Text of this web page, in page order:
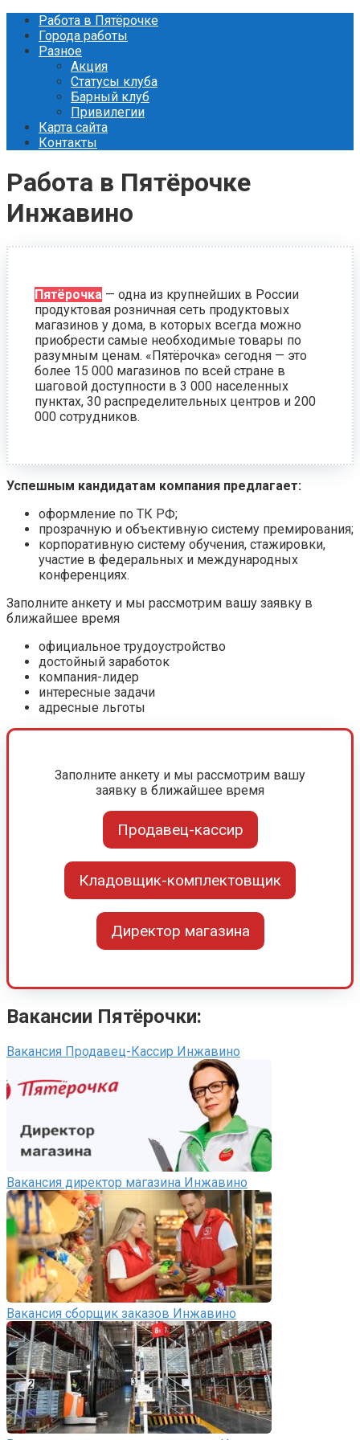
Перейти
контенту
Работа в Пятёрочке
Города работы
Разное
Акция
Статусы клуба
Барный клуб
Привилегии
Карта сайта
Контакты
Работа в Пятёрочке
Инжавино
Пятёрочка — одна из крупнейших в России
продуктовая розничная сеть продуктовых
магазинов у дома, в которых всегда можно
приобрести самые необходимые товары по
разумным ценам. «Пятёрочка» сегодня — это
более 15 000 магазинов по всей стране в
шаговой доступности в 3 000 населенных
пунктах, 30 распределительных центров и 200
000 сотрудников.
Успешным кандидатам компания предлагает:
оформление по ТК РФ;
прозрачную и объективную систему премирования;
корпоративную систему обучения, стажировки,
участие в федеральных и международных
конференциях.
Заполните анкету и мы рассмотрим вашу заявку в
ближайшее время
официальное трудоустройство
достойный заработок
компания-лидер
интересные задачи
адресные льготы
Заполните анкету и мы рассмотрим вашу
заявку в ближайшее время
Продавец-кассир
Кладовщик-комплектовщик
Директор магазина
Вакансии Пятёрочки:
Вакансия Продавец-Кассир Инжавино
Вакансия директор магазина Инжавино
Вакансия сборщик заказов Инжавино